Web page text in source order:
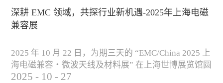
深耕 EMC 领域，共探行业新机遇-2025年上海电磁
兼容展
2025 年 10 月 22 日，为期三天的 “EMC/China 2025 上
海电磁兼容・微波天线及材料展” 在上海世博展览馆圆
满落下帷幕。作为电磁兼容领域的行业盛会，本届展
2025 - 10 - 27